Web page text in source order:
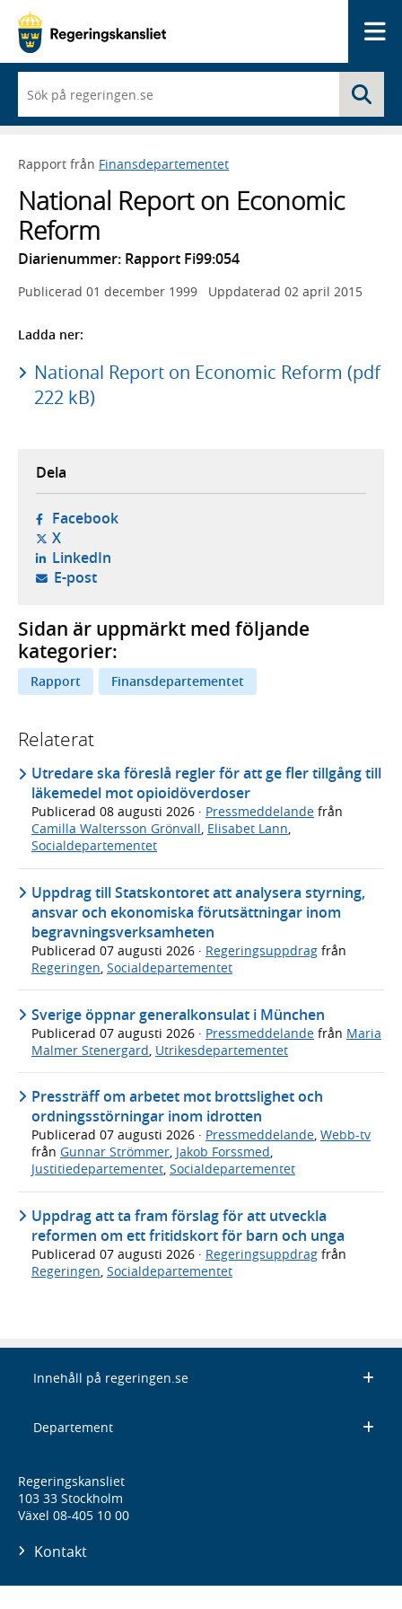
du
börjar
skriva
framträder
lista
med
sökförslag
Rapport från Finansdepartementet
National Report on Economic
Reform
Diarienummer: Rapport Fi99:054
Publicerad 01 december 1999 Uppdaterad 02 april 2015
Ladda ner:
National Report on Economic Reform (pdf
222 kB)
Dela
Facebook- öppnas i ny flik, extern webbplats,
X- öppnas i ny flik, extern webbplats,
LinkedIn- öppnas i ny flik, extern webbplats,
E-post- öppnar din e-postklient,
Sidan är uppmärkt med följande
kategorier:
Rapport Finansdepartementet
Relaterat
Utredare ska föreslå regler för att ge fler tillgång till
läkemedel mot opioidöverdoser
Publicerad 08 augusti 2026 · Pressmeddelande från
Camilla Waltersson Grönvall, Elisabet Lann,
Socialdepartementet
Uppdrag till Statskontoret att analysera styrning,
ansvar och ekonomiska förutsättningar inom
begravningsverksamheten
Publicerad 07 augusti 2026 · Regeringsuppdrag från
Regeringen, Socialdepartementet
Sverige öppnar generalkonsulat i München
Publicerad 07 augusti 2026 · Pressmeddelande från Maria
Malmer Stenergard Utrikesdepartementet
Pressträff om arbetet mot brottslighet och
ordningsstörningar inom idrotten
Publicerad 07 augusti 2026 · Pressmeddelande, Webb-tv
från Gunnar Strömmer, Jakob Forssmed,
Justitiedepartementet, Socialdepartementet
Uppdrag att ta fram förslag för att utveckla
reformen om ett fritidskort för barn och unga
Publicerad 07 augusti 2026 · Regeringsuppdrag från
Regeringen, Socialdepartementet
Innehåll på regeringen.se
Departement
Regeringskansliet
103 33 Stockholm
Växel 08-405 10 00
Kontakt